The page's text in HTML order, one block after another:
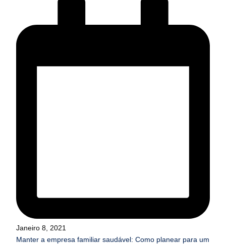
Janeiro 8, 2021
Manter a empresa familiar saudável: Como planear para um